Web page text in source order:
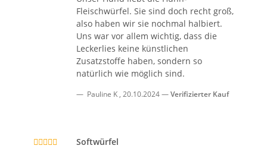
Fleischwürfel. Sie sind doch recht groß,
also haben wir sie nochmal halbiert.
Uns war vor allem wichtig, dass die
Leckerlies keine künstlichen
Zusatzstoffe haben, sondern so
natürlich wie möglich sind.
Pauline K , 20.10.2024 Verifizierter Kauf
Softwürfel